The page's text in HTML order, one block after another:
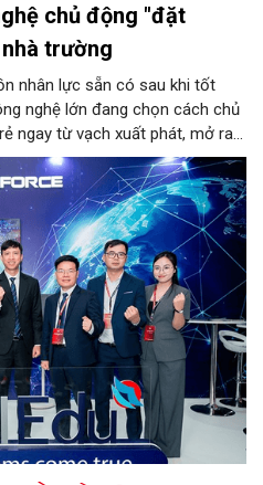
chủ động "đặt
trường
nhân lực sẵn có sau khi tốt
nghệ lớn đang chọn cách chủ
ngay từ vạch xuất phát, mở ra
lực chất lượng cao.